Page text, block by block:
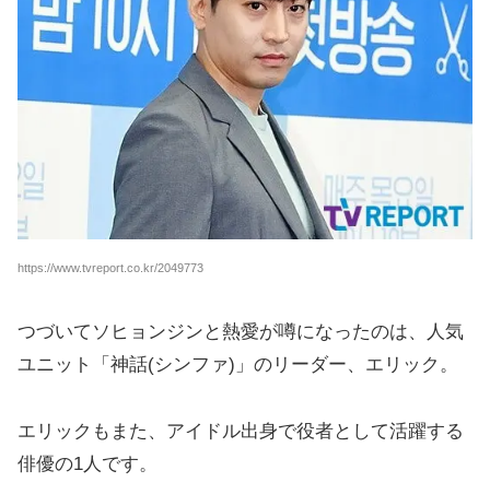
https://www.tvreport.co.kr/2049773
つづいてソヒョンジンと熱愛が噂になったのは、人気
ユニット「神話(シンファ)」のリーダー、エリック。
エリックもまた、アイドル出身で役者として活躍する
俳優の1人です。